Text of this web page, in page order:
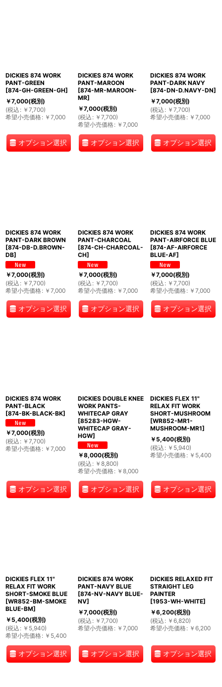
DICKIES 874 WORK
PANT-GREEN
[874-GH-GREEN-GH]
￥7,000(税別)
(税込 : ￥ 7,700)
希望小売価格: ￥ 7,000
オプション選択
DICKIES 874 WORK
PANT-MAROON
[874-MR-MAROON-
MR]
￥7,000(税別)
(税込 : ￥ 7,700)
希望小売価格: ￥ 7,000
オプション選択
DICKIES 874 WORK
PANT-DARK NAVY
[874-DN-D.NAVY-DN]
￥7,000(税別)
(税込 : ￥ 7,700)
希望小売価格: ￥ 7,000
オプション選択
DICKIES 874 WORK
PANT-DARK BROWN
[874-DB-D.BROWN-
DB]
￥7,000(税別)
(税込 : ￥ 7,700)
希望小売価格: ￥ 7,000
オプション選択
DICKIES 874 WORK
PANT-CHARCOAL
[874-CH-CHARCOAL-
CH]
￥7,000(税別)
(税込 : ￥ 7,700)
希望小売価格: ￥ 7,000
オプション選択
DICKIES 874 WORK
PANT-AIRFORCE BLUE
[874-AF-AIRFORCE
BLUE-AF]
￥7,000(税別)
(税込 : ￥ 7,700)
希望小売価格: ￥ 7,000
オプション選択
DICKIES 874 WORK
PANT-BLACK
[874-BK-BLACK-BK]
￥7,000(税別)
(税込 : ￥ 7,700)
希望小売価格: ￥ 7,000
オプション選択
DICKIES DOUBLE KNEE
WORK PANTS-
WHITECAP GRAY
[85283-HGW-
WHITECAP GRAY-
HGW]
￥8,000(税別)
(税込 : ￥ 8,800)
希望小売価格: ￥ 8,000
オプション選択
DICKIES FLEX 11"
RELAX FIT WORK
SHORT-MUSHROOM
[WR852-MR1-
MUSHROOM-MR1]
￥5,400(税別)
(税込 : ￥ 5,940)
希望小売価格: ￥ 5,400
オプション選択
DICKIES FLEX 11"
RELAX FIT WORK
SHORT-SMOKE BLUE
[WR852-BM-SMOKE
BLUE-BM]
￥5,400(税別)
(税込 : ￥ 5,940)
希望小売価格: ￥ 5,400
オプション選択
DICKIES 874 WORK
PANT-NAVY BLUE
[874-NV-NAVY BLUE-
NV]
￥7,000(税別)
(税込 : ￥ 7,700)
希望小売価格: ￥ 7,000
オプション選択
DICKIES RELAXED FIT
STRAIGHT LEG
PAINTER
[1953-WH-WHITE]
￥6,200(税別)
(税込 : ￥ 6,820)
希望小売価格: ￥ 6,200
オプション選択